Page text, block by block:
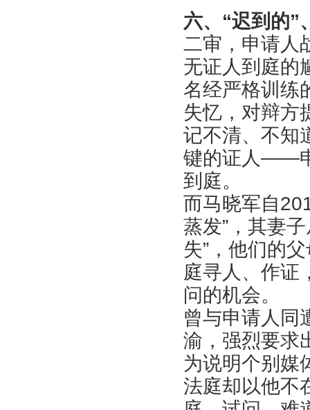
六、“迟到的”
二审，申请人
无证人到庭的
名经严格训练
失忆，对辩方
记不清、不
键的证人——
到庭。
而马晓军自
蒸发”，其妻
失”，他们的
庭寻人、作证
问的机会。
曾与申请人同
渝，强烈要求
为说明个别媒
法庭却以他不